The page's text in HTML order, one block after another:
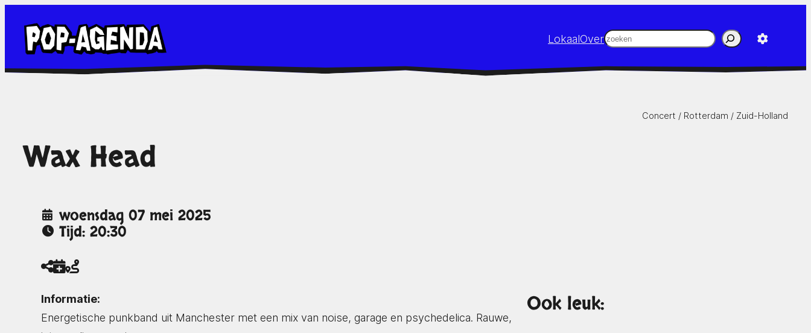
naar
inhoud
LokaalOverZoeken
Concert / Rotterdam / Zuid-Holland
Wax Head
woensdag 07 mei 2025
Tijd: 20:30
Informatie:
Energetische punkband uit Manchester met een mix van noise, garage en psychedelica. Rauwe,
Ook leuk: